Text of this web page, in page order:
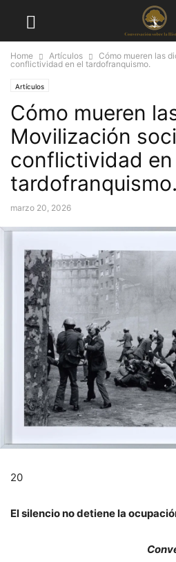
Home Artículos
Cómo mueren las
conflictividad en el tardofranquismo.
Artículos
Cómo mueren
Movilización
conflictividad en
tardofranquismo.
marzo 20, 2026
20
El silencio no detiene la